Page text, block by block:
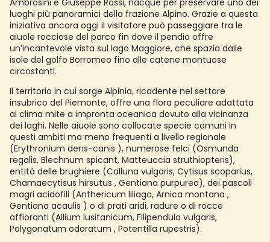
Ambrosini e Giuseppe Rossi, nacque per preservare uno dei
luoghi più panoramici della frazione Alpino. Grazie a questa
iniziativa ancora oggi il visitatore può passeggiare tra le
aiuole rocciose del parco fin dove il pendio offre
un’incantevole vista sul lago Maggiore, che spazia dalle
isole del golfo Borromeo fino alle catene montuose
circostanti.
Il territorio in cui sorge Alpinia, ricadente nel settore
insubrico del Piemonte, offre una flora peculiare adattata
al clima mite a impronta oceanica dovuto alla vicinanza
dei laghi. Nelle aiuole sono collocate specie comuni in
questi ambiti ma meno frequenti a livello regionale
(Erythronium dens-canis ), numerose felci (Osmunda
regalis, Blechnum spicant, Matteuccia struthiopteris),
entità delle brughiere (Calluna vulgaris, Cytisus scoparius,
Chamaecytisus hirsutus , Gentiana purpurea), dei pascoli
magri acidofili (Anthericum liliago, Arnica montana ,
Gentiana acaulis ) o di prati aridi, radure o di rocce
affioranti (Allium lusitanicum, Filipendula vulgaris,
Polygonatum odoratum , Potentilla rupestris).